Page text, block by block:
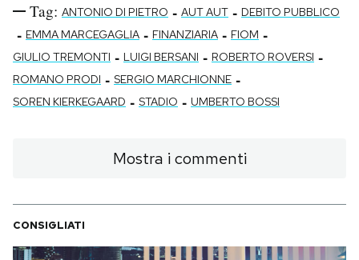
Tag: ANTONIO DI PIETRO - AUT AUT - DEBITO PUBBLICO
- EMMA MARCEGAGLIA - FINANZIARIA - FIOM -
GIULIO TREMONTI - LUIGI BERSANI - ROBERTO ROVERSI -
ROMANO PRODI - SERGIO MARCHIONNE -
SOREN KIERKEGAARD - STADIO - UMBERTO BOSSI
Mostra i commenti
CONSIGLIATI